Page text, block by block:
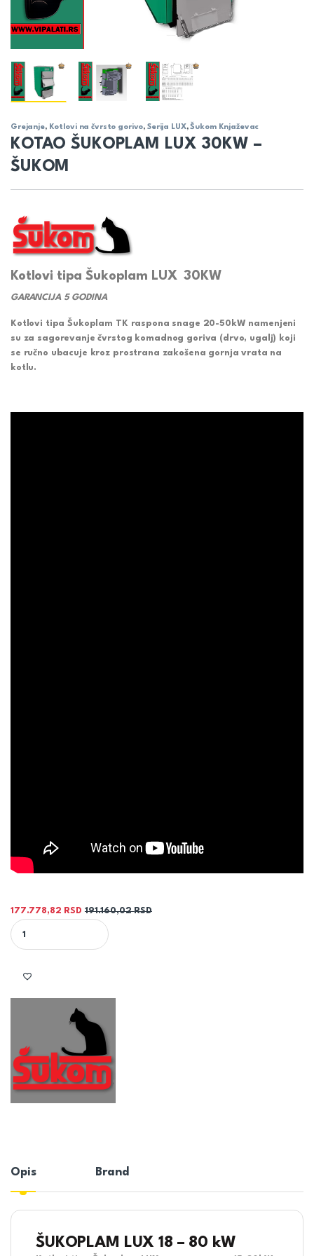
Grejanje, Kotlovi na čvrsto gorivo, Serija LUX,Šukom Knjaževac
KOTAO ŠUKOPLAM LUX 30KW –
ŠUKOM
Kotlovi tipa Šukoplam LUX 30KW
GARANCIJA 5 GODINA
Kotlovi tipa Šukoplam TK raspona snage 20-50kW namenjeni
su za sagorevanje čvrstog komadnog goriva (drvo, ugalj) koji
se ručno ubacuje kroz prostrana zakošena gornja vrata na
kotlu.
177.778,82 RSD 191.160,02RSD
KOTAO ŠUKOPLAM LUX 30KW - ŠUKOM quantity
Opis Brand
ŠUKOPLAM LUX 18 – 80 kW